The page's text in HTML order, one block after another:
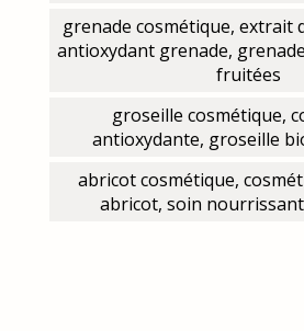
grenade cosmétique, extrait
antioxydant grenade,
fruitées
groseille cosmétique,
antioxydante, groseille
abricot cosmétique,
abricot, soin